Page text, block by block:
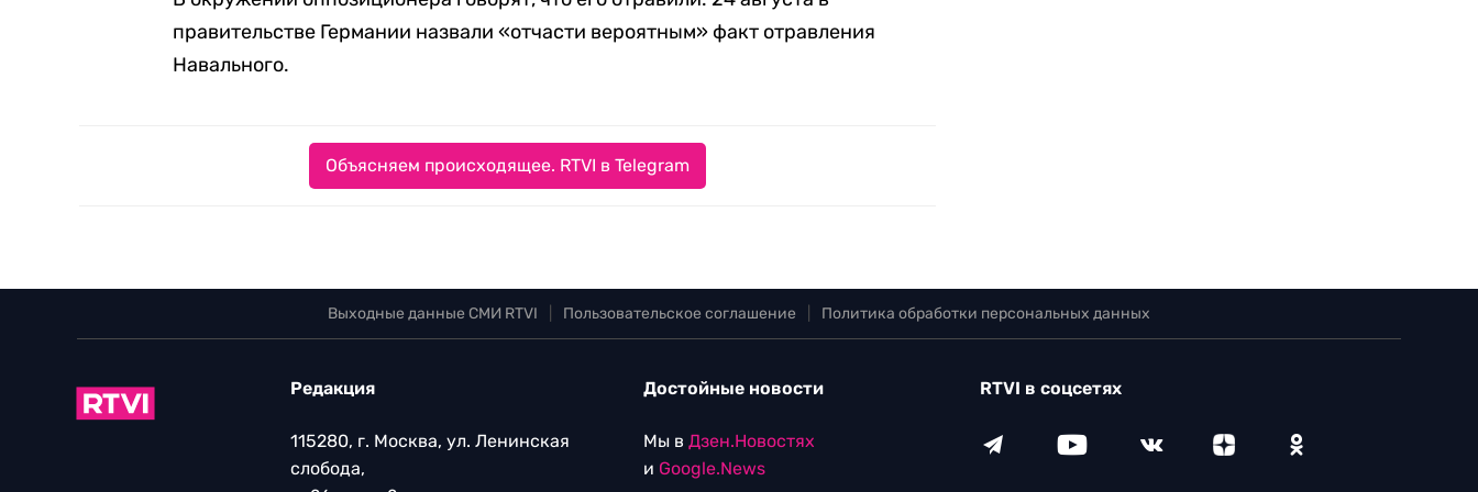
правительстве Германии назвали «отчасти вероятным» факт отравления
Навального.
Объясняем происходящее. RTVI в Telegram
Выходные данные СМИ RTVI Пользовательское соглашение Политика обработки персональных данных
Редакция
115280, г. Москва, ул. Ленинская
слобода,
Достойные новости
Мы в Дзен.Новостях
и Google.News
RTVI в соцсетях